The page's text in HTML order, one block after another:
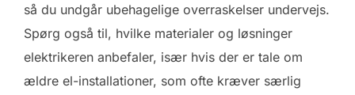
så du undgår ubehagelige overraskelser undervejs.
Spørg også til, hvilke materialer og løsninger
elektrikeren anbefaler, især hvis der er tale om
ældre el-installationer, som ofte kræver særlig